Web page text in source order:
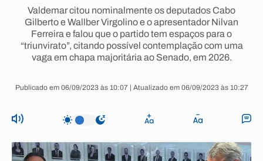
Valdemar citou nominalmente os deputados Cabo
Gilberto e Wallber Virgolino e o apresentador Nilvan
Ferreira e falou que o partido tem espaços para o
“triunvirato”, citando possível contemplação com uma
vaga em chapa majoritária ao Senado, em 2026.
Publicado em 06/09/2023 às 10:07 | Atualizado em 06/09/2023 às 10:27